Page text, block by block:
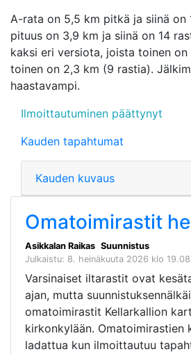
A-rata on 5,5 km pitkä ja siinä on
pituus on 3,9 km ja siinä on 14
kaksi eri versiota, joista toinen
toinen on 2,3 km (9 rastia).
haastavampi.
Ilmoittautuminen päättynyt
Kauden tapahtumat
Kauden kuvaus
Omatoimirastit
Asikkalan Raikas Suunnistus
Julkaistu: 8. heinäkuuta 2026 klo 19.08
Varsinaiset iltarastit ovat
ajan, mutta
omatoimirastit Kellarkallion
kirkonkylään. Omatoimirastien
ladattua kun ilmoittautuu